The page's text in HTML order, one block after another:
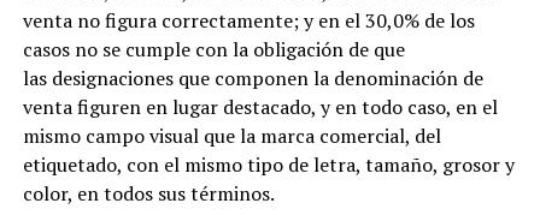
venta no figura correctamente; y en el 30,0% de los
casos no se cumple con la obligación de que
las designaciones que componen la denominación de
venta figuren en lugar destacado, y en todo caso, en el
mismo campo visual que la marca comercial, del
etiquetado, con el mismo tipo de letra, tamaño, grosor y
color, en todos sus términos.